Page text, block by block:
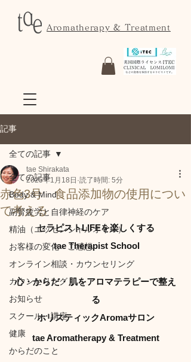
Aromatherapy & Treatment
記事
全ての記事
Body & Mind
副腎疲労と自律神経のケア
精油（エッセンシャルオイル）
お客様の変化・ご感想
オンライン相談・カウンセリング
カウンセリング
お知らせ
スクール・講座
健康
からだのこと
全ての記事
赤色3号 食品添加物の使用につい
て考える
tae Shirakata
2025年1月18日 読了時間: 5分
セラピストLIFEを楽しくする
tae Therapist School
心・からだ・肌をアロマテラピーで整え
る
ホリスティックAromaサロン
tae Aromatherapy & Treatment